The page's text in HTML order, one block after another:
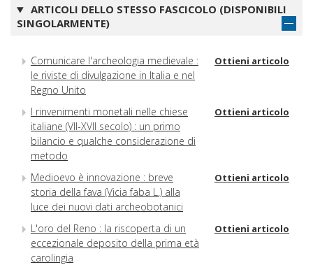
ARTICOLI DELLO STESSO FASCICOLO (DISPONIBILI
SINGOLARMENTE)
Comunicare l'archeologia medievale :
le riviste di divulgazione in Italia e nel
Regno Unito
Ottieni articolo
I rinvenimenti monetali nelle chiese
italiane (VII-XVII secolo) : un primo
bilancio e qualche considerazione di
metodo
Ottieni articolo
Medioevo è innovazione : breve
storia della fava (Vicia faba L.) alla
luce dei nuovi dati archeobotanici
Ottieni articolo
L'oro del Reno : la riscoperta di un
eccezionale deposito della prima età
carolingia
Ottieni articolo